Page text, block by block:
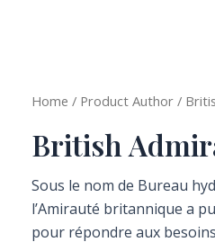
Home / Product Author /
British
Sous le nom de Bureau
l’Amirauté britannique a
pour répondre aux